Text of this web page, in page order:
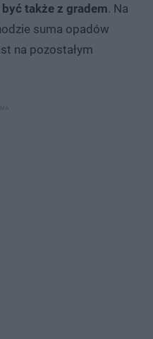
także z gradem. Na
suma opadów
na pozostałym